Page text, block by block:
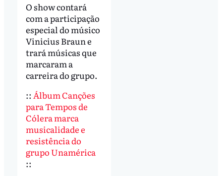
O show contará
com a participação
especial do músico
Vinicius Braun e
trará músicas que
marcaram a
carreira do grupo.
:: Álbum Canções
para Tempos de
Cólera marca
musicalidade e
resistência do
grupo Unamérica
::